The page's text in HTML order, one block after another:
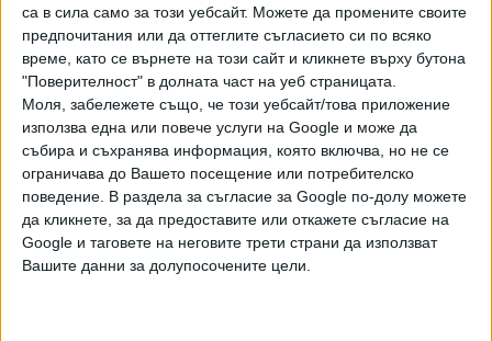
са в сила само за този уебсайт. Можете да промените своите
предпочитания или да оттеглите съгласието си по всяко
време, като се върнете на този сайт и кликнете върху бутона
"Поверителност" в долната част на уеб страницата.
Моля, забележете също, че този уебсайт/това приложение
използва една или повече услуги на Google и може да
събира и съхранява информация, която включва, но не се
ограничава до Вашето посещение или потребителско
поведение. В раздела за съгласие за Google по-долу можете
да кликнете, за да предоставите или откажете съгласие на
Google и таговете на неговите трети страни да използват
Вашите данни за долупосочените цели.
Ако искате да подкрепите независимата
и качествена журналистика в “Сега”,
можете да направите дарение през
PayPal
Ключови думи: ток ,енергетика,досие
Още новини по темата